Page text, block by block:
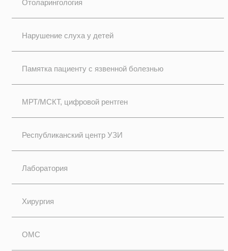
Отоларингология
Нарушение слуха у детей
Памятка пациенту с язвенной болезнью
МРТ/МСКТ, цифровой рентген
Республиканский центр УЗИ
Лаборатория
Хирургия
ОМС